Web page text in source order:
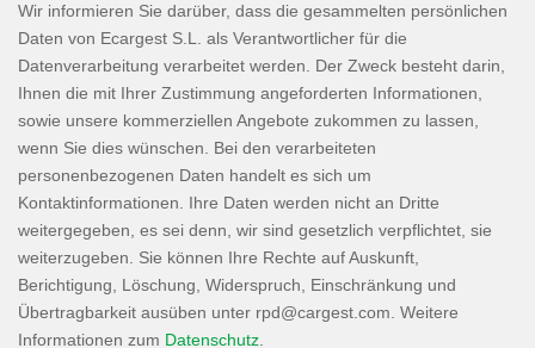
Wir informieren Sie darüber, dass die gesammelten persönlichen
Daten von Ecargest S.L. als Verantwortlicher für die
Datenverarbeitung verarbeitet werden. Der Zweck besteht darin,
Ihnen die mit Ihrer Zustimmung angeforderten Informationen,
sowie unsere kommerziellen Angebote zukommen zu lassen,
wenn Sie dies wünschen. Bei den verarbeiteten
personenbezogenen Daten handelt es sich um
Kontaktinformationen. Ihre Daten werden nicht an Dritte
weitergegeben, es sei denn, wir sind gesetzlich verpflichtet, sie
weiterzugeben. Sie können Ihre Rechte auf Auskunft,
Berichtigung, Löschung, Widerspruch, Einschränkung und
Übertragbarkeit ausüben unter
. Weitere
Informationen zum Datenschutz